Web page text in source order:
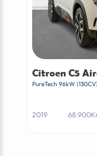
Citroen C5
PureTech 96kW
2019